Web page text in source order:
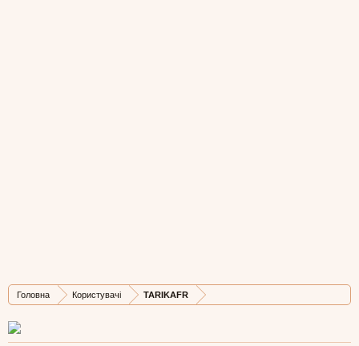
Головна Користувачі TARIKAFR
Дописів
430
Карма
867
Бали
0